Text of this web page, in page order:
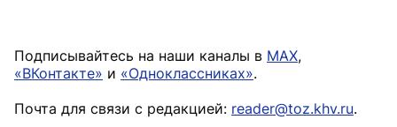
Подписывайтесь на наши каналы в MAX,
«ВКонтакте» и «Одноклассниках».
Почта для связи с редакцией: reader@toz.khv.ru.